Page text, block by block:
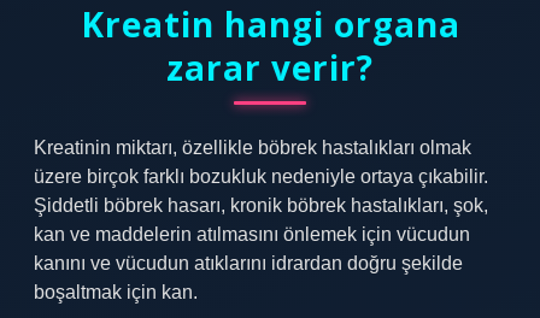
Kreatin hangi organa
zarar verir?
Kreatinin miktarı, özellikle böbrek hastalıkları olmak
üzere birçok farklı bozukluk nedeniyle ortaya çıkabilir.
Şiddetli böbrek hasarı, kronik böbrek hastalıkları, şok,
kan ve maddelerin atılmasını önlemek için vücudun
kanını ve vücudun atıklarını idrardan doğru şekilde
boşaltmak için kan.